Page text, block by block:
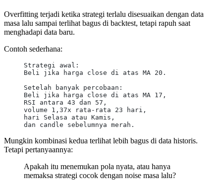
Overfitting terjadi ketika strategi terlalu disesuaikan dengan data
masa lalu sampai terlihat bagus di backtest, tetapi rapuh saat
menghadapi data baru.
Contoh sederhana:
Strategi awal:
Beli jika harga close di atas MA 20.
Setelah banyak percobaan:
Beli jika harga close di atas MA 17,
RSI antara 43 dan 57,
volume 1,37x rata-rata 23 hari,
hari Selasa atau Kamis,
dan candle sebelumnya merah.
Mungkin kombinasi kedua terlihat lebih bagus di data historis.
Tetapi pertanyaannya:
Apakah itu menemukan pola nyata, atau hanya
memaksa strategi cocok dengan noise masa lalu?